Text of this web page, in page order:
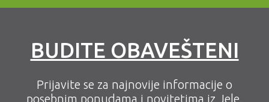
BUDITE OBAVEŠTENI
Prijavite se za najnovije informacije o
posebnim ponudama i novitetima iz Jele.